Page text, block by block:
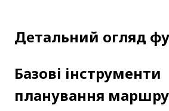
Детальний огляд
Базові інструменти
планування